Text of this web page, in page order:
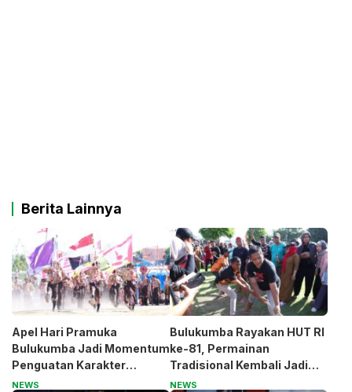
Berita Lainnya
Apel Hari Pramuka
Bulukumba Jadi Momentum
Penguatan Karakter
Generasi Muda
NEWS
Bulukumba Rayakan HUT RI
ke-81, Permainan
Tradisional Kembali Jadi
Magnet
NEWS